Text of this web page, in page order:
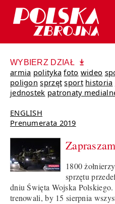
WYBIERZ DZIAŁ
armia polityka foto wideo
poligon sprzęt sport historia
jednostek patronaty
ENGLISH
Prenumerata 2019
1800
sprzętu
dniu Święta Wojska
trenowali, by 15 sierpnia